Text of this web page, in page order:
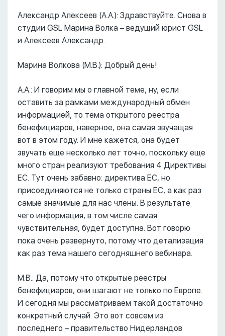
Александр Алексеев (А.А.): Здравствуйте. Снова в
студии GSL Марина Волка – ведущий юрист GSL
и Алексеев Александр.
Марина Волкова (М.В.): Добрый день!
А.А.: И говорим мы о главной теме, ну, если
оставить за рамками международный обмен
информацией, то тема открытого реестра
бенефициаров, наверное, она самая звучащая
вот в этом году. И мне кажется, она будет
звучать еще несколько лет точно, поскольку еще
много стран реализуют требования 4 Директивы
ЕС. Тут очень забавно: директива ЕС, но
присоединяются не только страны ЕС, а как раз
самые значимые для нас члены. В результате
чего информация, в том числе самая
чувствительная, будет доступна. Вот говорю
пока очень развернуто, потому что детализация
как раз тема нашего сегодняшнего вебинара.
М.В.: Да, потому что открытые реестры
бенефициаров, они шагают не только по Европе.
И сегодня мы рассматриваем такой достаточно
конкретный случай. Это вот совсем из
последнего – правительство Нидерландов